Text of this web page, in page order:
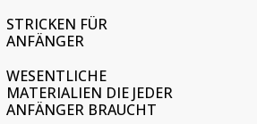
STRICKEN FÜR
ANFÄNGER
WESENTLICHE
MATERIALIEN DIE JEDER
ANFÄNGER BRAUCHT